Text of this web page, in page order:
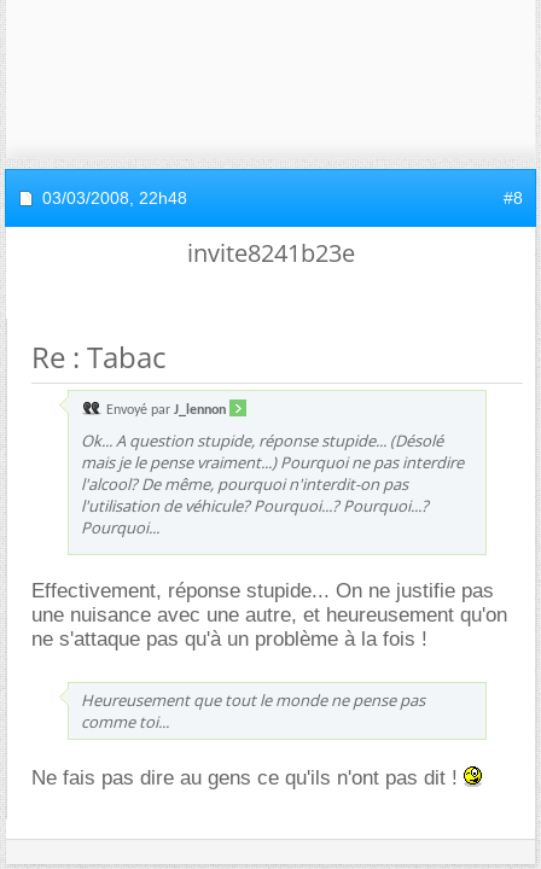
03/03/2008, 22h48 #8
invite8241b23e
Re : Tabac
Envoyé par J_lennon
Ok... A question stupide, réponse stupide... (Désolé
mais je le pense vraiment...) Pourquoi ne pas interdire
l'alcool? De même, pourquoi n'interdit-on pas
l'utilisation de véhicule? Pourquoi...? Pourquoi...?
Pourquoi...
Effectivement, réponse stupide... On ne justifie pas
une nuisance avec une autre, et heureusement qu'on
ne s'attaque pas qu'à un problème à la fois !
Heureusement que tout le monde ne pense pas
comme toi...
Ne fais pas dire au gens ce qu'ils n'ont pas dit !